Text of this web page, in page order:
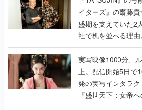
イターズ』の齋藤
盛期を支えていた2
社で机を並べる理
『TATSUJIN
んだレジェンド2人
実写映像1000分、
上。配信開始5日で
発の実写インタラ
『盛世天下：女帝
うこだわりをプロ